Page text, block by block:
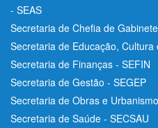
- SEAS
Secretaria de Chefia de
Secretaria de Educação, Cultura
Secretaria de Finanças - SEFIN
Secretaria de Gestão - SEGEP
Secretaria de Obras e
Secretaria de Saúde - SECSAU